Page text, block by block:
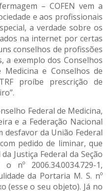
– COFEN vem a
e aos profissionais
a verdade sobre os
na internet por certas
conselhos de profissões
a exemplo dos Conselhos
Medicina e Conselhos de
proíbe prescrição de
Federal de Medicina,
e a Federação Nacional
desfavor da União Federal
pedido de liminar, que
Justiça Federal da Seção
nº 2006.34.0034.729-1,
da Portaria M. S. nº
(esse o seu objeto). Já no